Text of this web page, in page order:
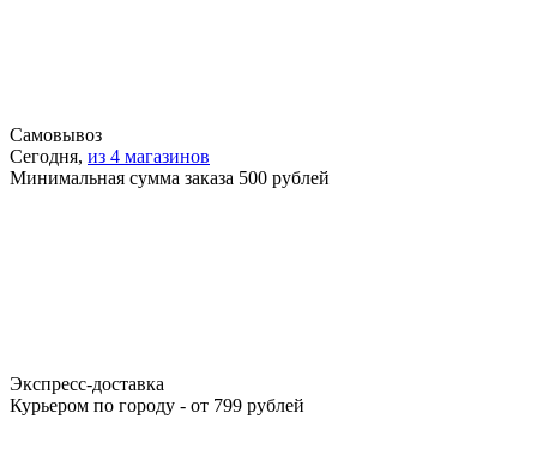
Самовывоз
Сегодня, из 4 магазинов
Минимальная сумма заказа 500 рублей
Экспресс-доставка
Курьером по городу - от 799 рублей